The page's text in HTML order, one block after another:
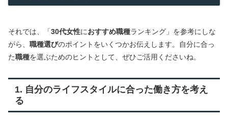
それでは、「30代女性におすすめ職種ランキング」を参考にしな
がら、 職種選びのポイントをいくつかお伝えします。自分に合っ
た職種を選ぶためのヒントとして、ぜひご活用くださいね。
1. 自分のライフスタイルに合った働き方を考え
る